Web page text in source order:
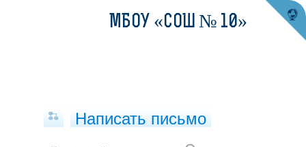
МБОУ «СОШ № 10»
Написать письмо